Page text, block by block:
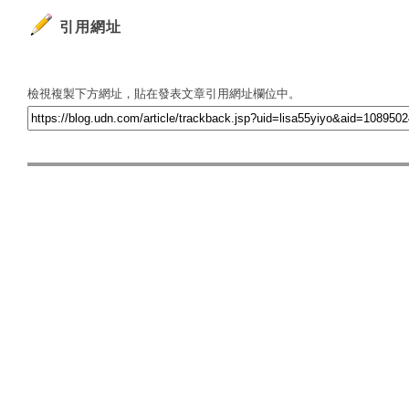
引用網址
檢視複製下方網址，貼在發表文章引用網址欄位中。